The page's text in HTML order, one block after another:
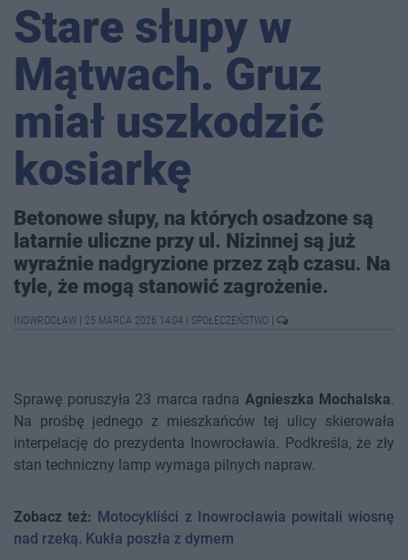
Stare słupy w
Mątwach. Gruz
miał uszkodzić
kosiarkę
Betonowe słupy, na których osadzone są
latarnie uliczne przy ul. Nizinnej są już
wyraźnie nadgryzione przez ząb czasu. Na
tyle, że mogą stanowić zagrożenie.
INOWROCŁAW 25 MARCA 2026 14:04 SPOŁECZEŃSTWO
Sprawę poruszyła 23 marca radna Agnieszka Mochalska.
Na prośbę jednego z mieszkańców tej ulicy skierowała
interpelację do prezydenta Inowrocławia. Podkreśla, że zły
stan techniczny lamp wymaga pilnych napraw.
Zobacz też: Motocykliści z Inowrocławia powitali wiosnę
nad rzeką. Kukła poszła z dymem